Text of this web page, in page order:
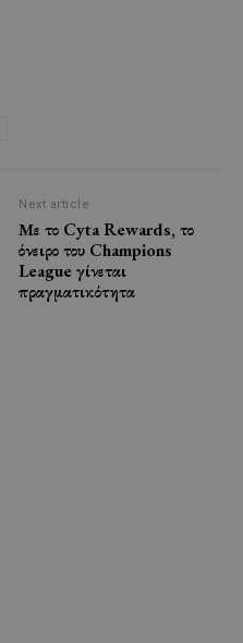
Next article
Με το Cyta Rewards, το
όνειρο του Champions
League γίνεται
πραγματικότητα